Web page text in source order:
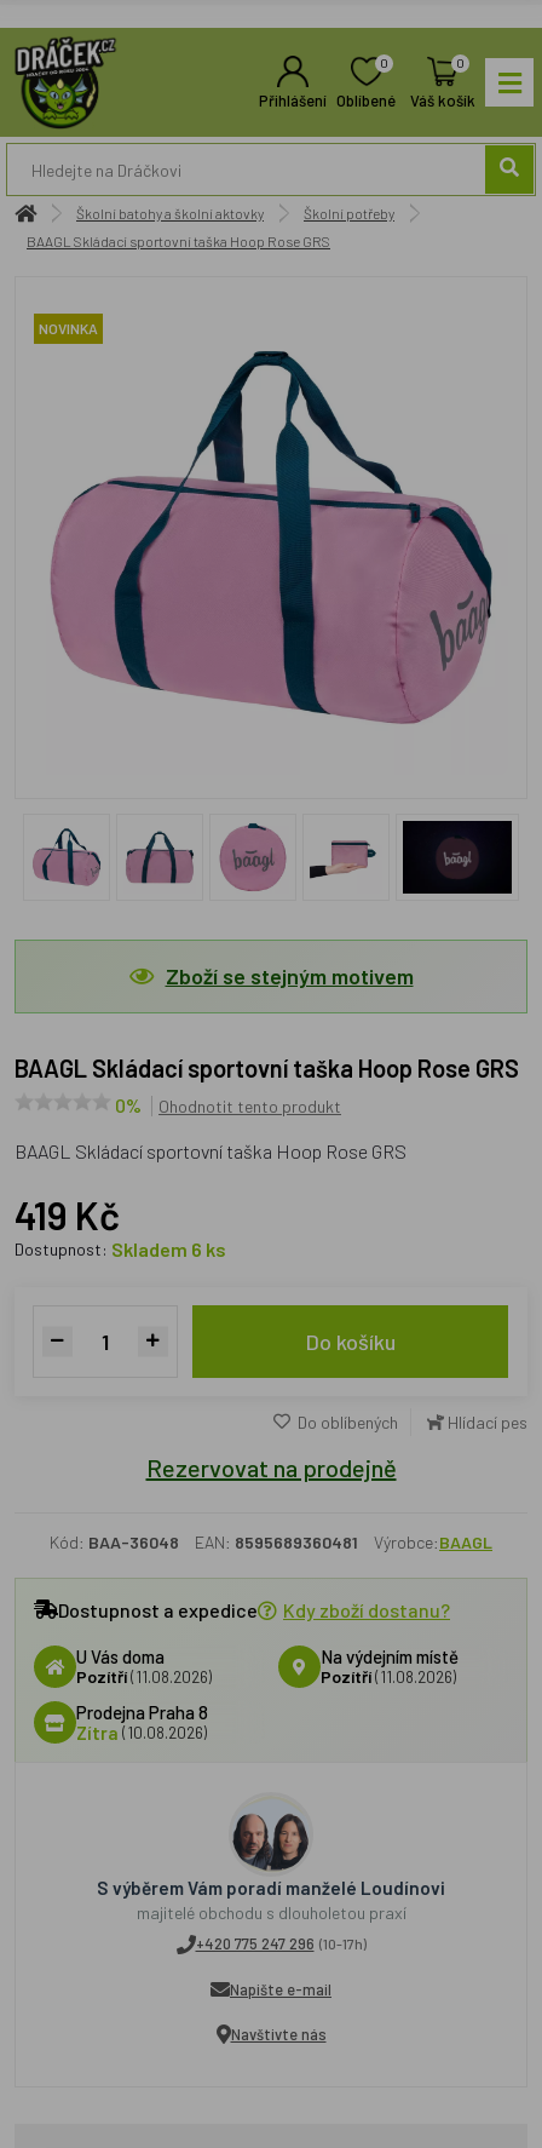
Přihlášení
0
Oblíbené
0
Váš košík
Školní batohy a školní aktovky
Školní potřeby
BAAGL Skládací sportovní taška Hoop Rose GRS
NOVINKA
Zboží se stejným motivem
BAAGL Skládací sportovní taška Hoop Rose GRS
0% Ohodnotit tento produkt
BAAGL Skládací sportovní taška Hoop Rose GRS
419 Kč
Dostupnost: Skladem 6 ks
Do košíku
Do oblíbených Hlídací pes
Rezervovat na prodejně
Kód: BAA-36048 EAN: 8595689360481 Výrobce:BAAGL
Dostupnost a expedice Kdy zboží dostanu?
U Vás doma
Pozítří(11.08.2026)
Na výdejním místě
Pozítří (11.08.2026)
Prodejna Praha 8
Zítra (10.08.2026)
S výběrem Vám poradí manželé Loudínovi
majitelé obchodu s dlouholetou praxí
+420 775 247 296 (10-17h)
Napište e-mail
Navštivte nás